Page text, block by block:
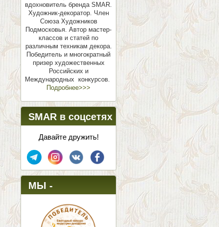
вдохновитель бренда SMAR.
Художник-декоратор. Член
Союза Художников
Подмосковья. Автор мастер-
классов и статей по
различным техникам декора.
Победитель и многократный
призер художественных
Российских и
Международных конкурсов.
Подробнее>>>
SMAR в соцсетях
Давайте дружить!
МЫ -
ПОБЕДИТЕЛИ!